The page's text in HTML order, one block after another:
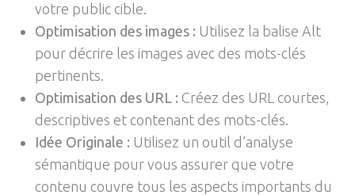
votre public cible.
Optimisation des images : Utilisez la balise Alt
pour décrire les images avec des mots-clés
pertinents.
Optimisation des URL : Créez des URL courtes,
descriptives et contenant des mots-clés.
Idée Originale : Utilisez un outil d’analyse
sémantique pour vous assurer que votre
contenu couvre tous les aspects importants du